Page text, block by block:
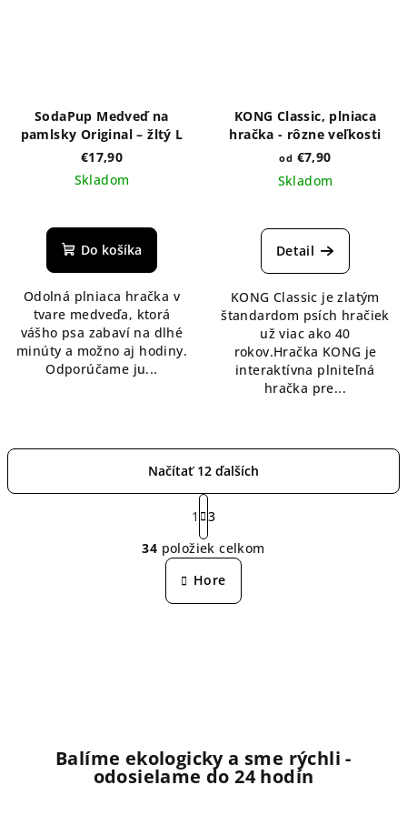
SodaPup Medveď na
pamlsky Original – žltý L
€17,90
Skladom
Do košíka
Odolná plniaca hračka v
tvare medveďa, ktorá
vášho psa zabaví na dlhé
minúty a možno aj hodiny.
Odporúčame ju...
KONG Classic, plniaca
hračka - rôzne veľkosti
od €7,90
Skladom
Detail
KONG Classic je zlatým
štandardom psích hračiek
už viac ako 40
rokov.Hračka KONG je
interaktívna plniteľná
hračka pre...
O
v
l
á
v
k
Načítať 12 ďalších
S
t
r
á
n
k
o
1
3
34 položiek celkom
Hore
Balíme ekologicky a sme rýchli -
odosielame do 24 hodín